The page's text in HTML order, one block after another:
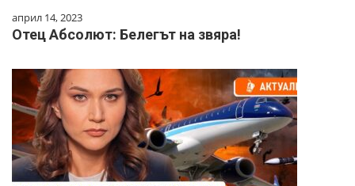
април 14, 2023
Отец Абсолют: Белегът на звяра!